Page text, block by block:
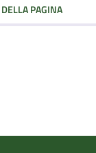
PAGINA